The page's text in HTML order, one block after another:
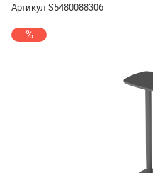
Артикул S5480088306
%